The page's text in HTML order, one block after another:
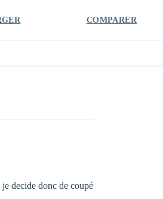
COMPARER
decide donc de coupé